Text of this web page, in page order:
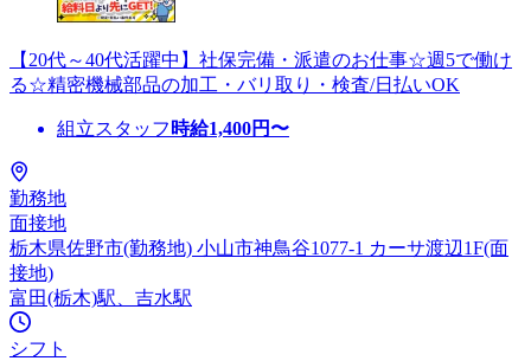
【20代～40代活躍中】社保完備・派遣のお仕事☆週5で働け
る☆精密機械部品の加工・バリ取り・検査/日払いOK
組立スタッフ 時給1,400円〜
勤務地
面接地
栃木県佐野市(勤務地) 小山市神鳥谷1077-1 カーサ渡辺1F(面
接地)
富田(栃木)駅、吉水駅
シフト